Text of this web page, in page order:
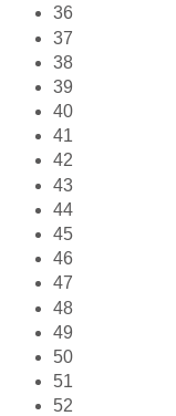
36
37
38
39
40
41
42
43
44
45
46
47
48
49
50
51
52